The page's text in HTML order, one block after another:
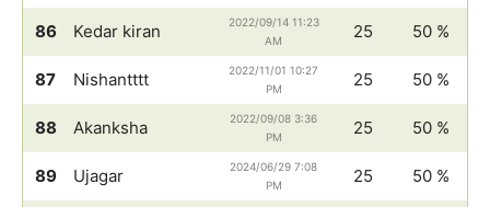
86 Kedar kiran
2022/09/14 11:23
AM
25 50 %
87 Nishantttt
2022/11/01 10:27
PM
25 50 %
88 Akanksha
2022/09/08 3:36
PM
25 50 %
89 Ujagar
2024/06/29 7:08
PM
25 50 %